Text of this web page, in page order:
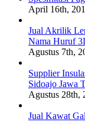
April 16th,
Jual Akrilik
Nama Huruf
Agustus 7th,
Supplier
Sidoajo Jawa
Agustus 28th,
Jual Kawat